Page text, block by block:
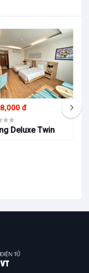
đ
Deluxe Twin